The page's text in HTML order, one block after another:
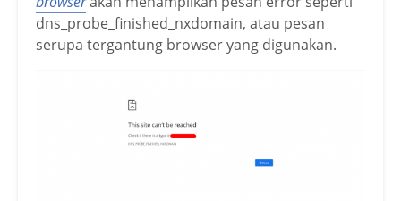
dns_probe_finished_nxdomain, atau pesan
serupa tergantung browser yang digunakan.